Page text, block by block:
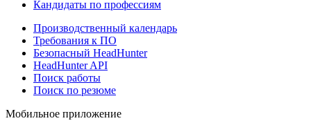
Кандидаты по профессиям
Производственный календарь
Требования к ПО
Безопасный HeadHunter
HeadHunter API
Поиск работы
Поиск по резюме
Мобильное приложение